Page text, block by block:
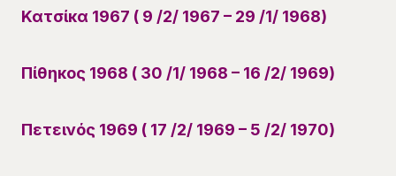
Κατσίκα 1967 ( 9 /2/ 1967 – 29 /1/ 1968)
Πίθηκος 1968 ( 30 /1/ 1968 – 16 /2/ 1969)
Πετεινός 1969 ( 17 /2/ 1969 – 5 /2/ 1970)